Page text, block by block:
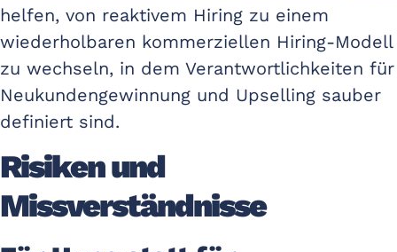
helfen, von reaktivem Hiring zu einem
wiederholbaren kommerziellen Hiring-Modell
zu wechseln, in dem Verantwortlichkeiten für
Neukundengewinnung und Upselling sauber
definiert sind.
Risiken und
Missverständnisse